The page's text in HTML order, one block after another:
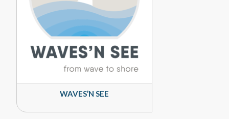
WAVES’N SEE